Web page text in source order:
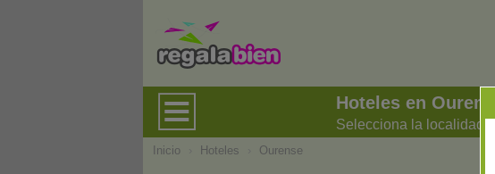
Hoteles en Ourense
Selecciona la localidad
Inicio Hoteles Ourense